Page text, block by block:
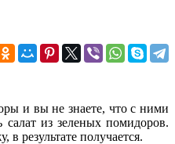
и вы не знаете, что с ними
салат из зеленых помидоров.
в результате получается.